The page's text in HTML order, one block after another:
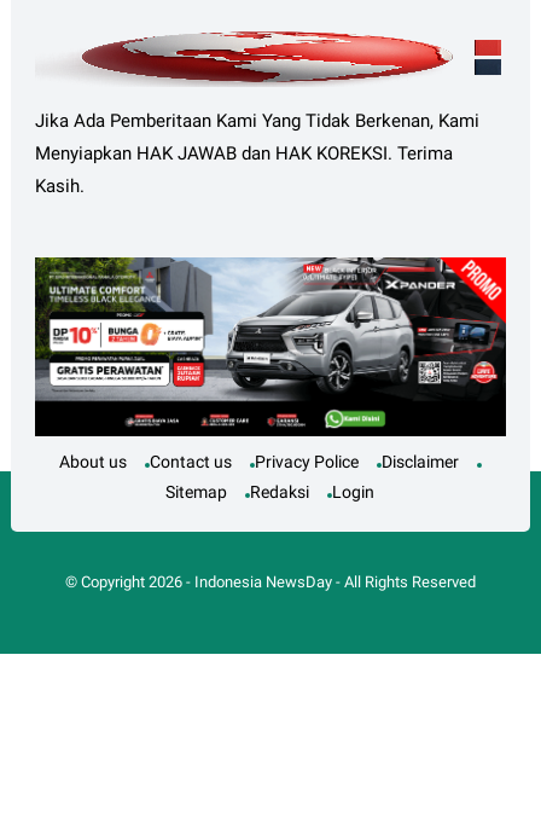
Jika Ada Pemberitaan Kami Yang Tidak Berkenan, Kami
Menyiapkan HAK JAWAB dan HAK KOREKSI. Terima
Kasih.
About us Contact us Privacy Police
Disclaimer
Sitemap
Redaksi Login
© Copyright 2026- Indonesia NewsDay- All Rights Reserved